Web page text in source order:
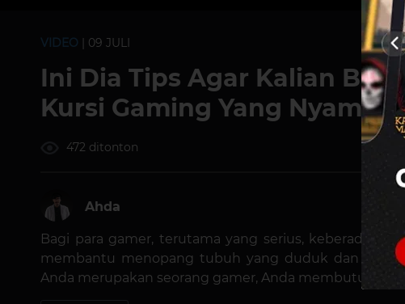
VIDEO | 09 JULI
Ini Dia Tips Agar Kalian
Kursi Gaming Yang Nyaman!
472 ditonton
Ahda
Bagi para gamer, terutama yang serius, keberadaan
membantu menopang tubuh yang duduk dan
Anda merupakan seorang gamer, Anda membutuhkan